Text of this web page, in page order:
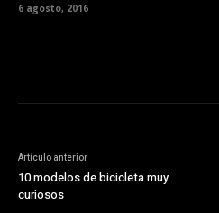
6 agosto, 2016
Artículo anterior
10 modelos de bicicleta muy
curiosos